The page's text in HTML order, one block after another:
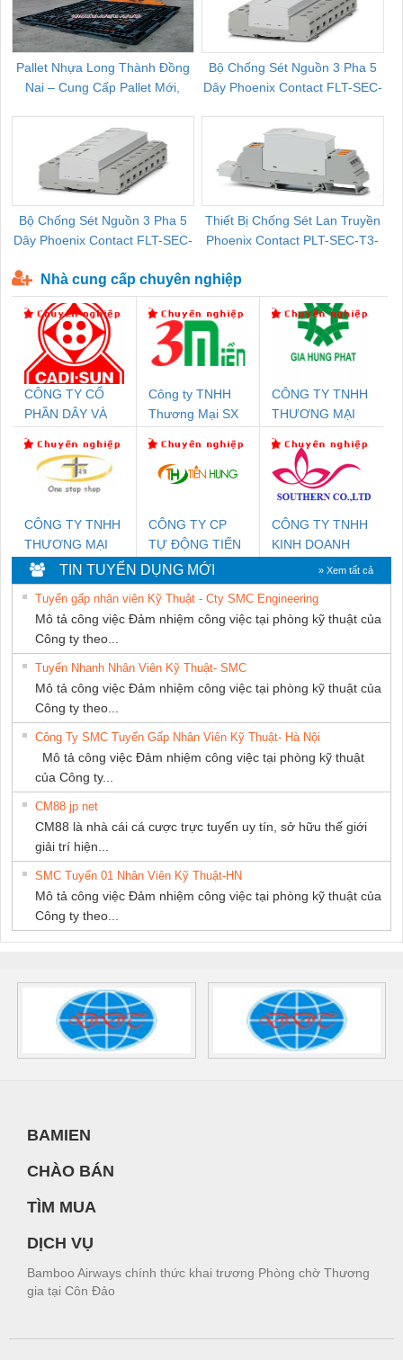
Pallet Nhựa Long Thành Đồng
Nai – Cung Cấp Pallet Mới,
Bộ Chống Sét Nguồn 3 Pha 5
Dây Phoenix Contact FLT-SEC-
Bộ Chống Sét Nguồn 3 Pha 5
Dây Phoenix Contact FLT-SEC-
Thiết Bị Chống Sét Lan Truyền
Phoenix Contact PLT-SEC-T3-
Nhà cung cấp chuyên nghiệp
CÔNG TY CỔ
PHẦN DÂY VÀ
THƯỢNG ĐÌNH
Công ty TNHH
Thương Mại SX
CÔNG TY TNHH
THƯƠNG MẠI
THUẬT ĐIỆN CƠ
GIA HƯNG
PHÁT
CÔNG TY TNHH
THƯƠNG MẠI
THIÊN ÂN VIỆT
NAM
CÔNG TY CP
TỰ ĐỘNG TIẾN
HƯNG
CÔNG TY TNHH
KINH DOANH
DỊCH VỤ XNK
PHƯƠNG NAM
TIN TUYỂN DỤNG MỚI » Xem tất cả
Tuyển gấp nhân viên Kỹ Thuật - Cty SMC Engineering
Mô tả công việc Đảm nhiệm công việc tại phòng kỹ thuật của
Công ty theo...
Tuyển Nhanh Nhân Viên Kỹ Thuật- SMC
Mô tả công việc Đảm nhiệm công việc tại phòng kỹ thuật của
Công ty theo...
Công Ty SMC Tuyển Gấp Nhân Viên Kỹ Thuật- Hà Nội
Mô tả công việc Đảm nhiệm công việc tại phòng kỹ thuật
của Công ty...
CM88 jp net
CM88 là nhà cái cá cược trực tuyến uy tín, sở hữu thế giới
giải trí hiện...
SMC Tuyển 01 Nhân Viên Kỹ Thuật-HN
Mô tả công việc Đảm nhiệm công việc tại phòng kỹ thuật của
Công ty theo...
BAMIEN
CHÀO BÁN
TÌM MUA
DỊCH VỤ
Bamboo Airways chính thức khai trương Phòng chờ Thương
gia tại Côn Đảo